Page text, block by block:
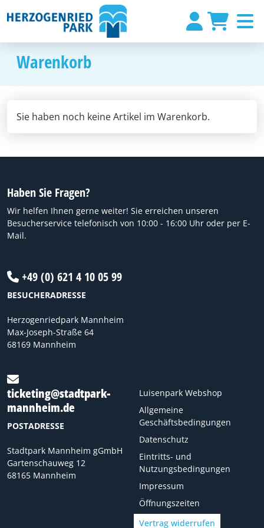
Warenkorb
Sie haben noch keine Artikel im Warenkorb.
Haben Sie Fragen?
Wir helfen Ihnen gerne weiter! Sie erreichen unseren
Besucherservice telefonisch von 10:00 - 16:00 Uhr oder per E-
Mail.
+49 (0) 621 4 10 05 99
BESUCHERADRESSE
Herzogenriedpark Mannheim
Max-Joseph-Straße 64
68169 Mannheim
ticketing@stadtpark-
mannheim.de
POSTADRESSE
Stadtpark Mannheim gGmbH
Gartenschauweg 12
68165 Mannheim
Luisenpark Webshop
Allgemeine
Geschäftsbedingungen
Datenschutz
Eintritts- und
Nutzungsbedingungen
Impressum
Öffnungszeiten
Vertrag widerrufen